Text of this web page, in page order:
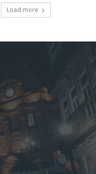
Load more